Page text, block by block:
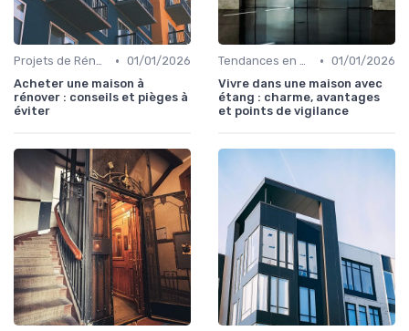
Projets de Rénovation • 01/01/2026
Acheter une maison à
rénover : conseils et pièges à
éviter
Tendances en Aménagement Domestique • 01/01/2026
Vivre dans une maison avec
étang : charme, avantages
et points de vigilance